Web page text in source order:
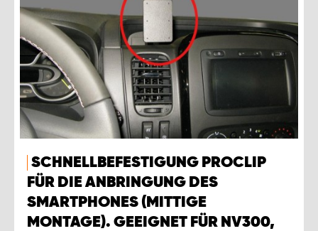
SCHNELLBEFESTIGUNG PROCLIP
FÜR DIE ANBRINGUNG DES
SMARTPHONES (MITTIGE
MONTAGE). GEEIGNET FÜR NV300,